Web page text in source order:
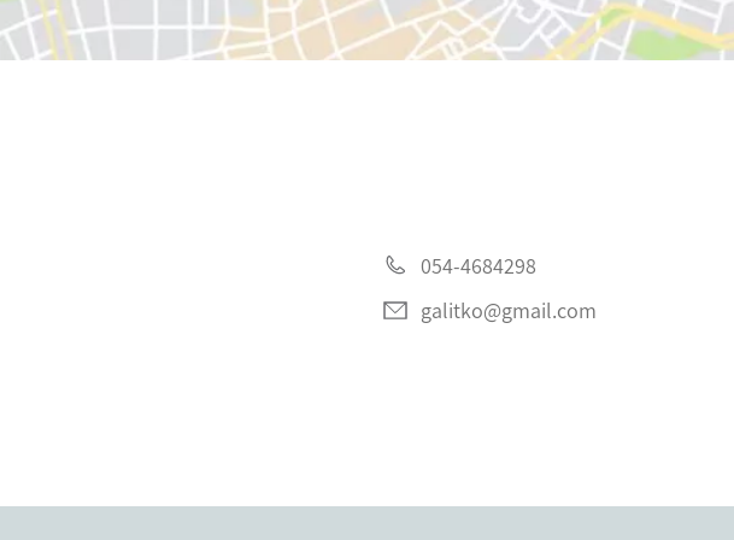
054-4684298
galitko@gmail.com